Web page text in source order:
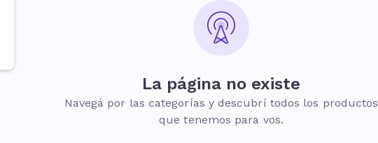
La página no existe
Navegá por las categorías y descubrí todos los productos
que tenemos para vos.